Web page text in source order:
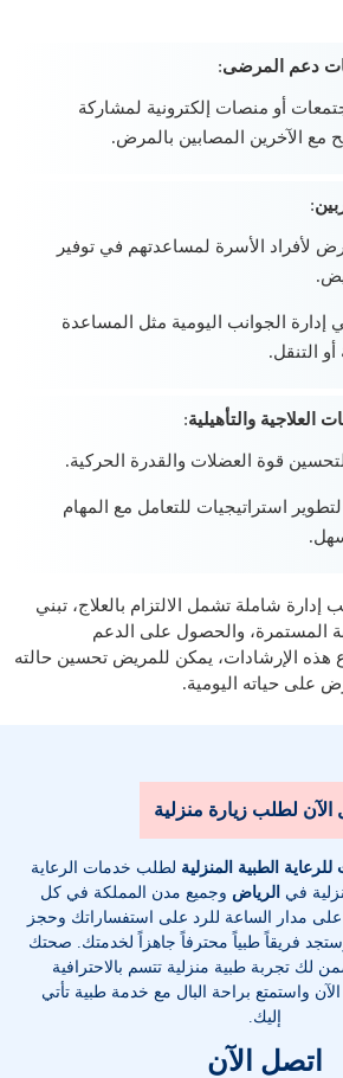
دعم المرضى:
أو منصات إلكترونية لمشاركة
مع الآخرين المصابين بالمرض.
:
لأفراد الأسرة لمساعدتهم في توفير
إدارة الجوانب اليومية مثل المساعدة
أو التنقل.
العلاجية والتأهيلية:
قوة العضلات والقدرة الحركية.
استراتيجيات للتعامل مع المهام
إدارة شاملة تشمل الالتزام بالعلاج، تبني
المستمرة، والحصول على الدعم
هذه الإرشادات، يمكن للمريض تحسين حالته
على حياته اليومية.
الآن لطلب زيارة منزلية
الطبية المنزلية لطلب خدمات الرعاية
في الرياض وجميع مدن المملكة في كل
على مدار الساعة للرد على استفساراتك وحجز
فريقاً طبياً محترفاً جاهزاً لخدمتك. صحتك
لك تجربة طبية منزلية تتسم بالاحترافية
الآن واستمتع براحة البال مع خدمة طبية تأتي
إليك.
اتصل الآن